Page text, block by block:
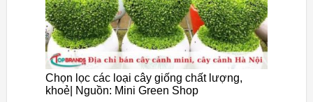
Chọn lọc các loại cây giống chất lượng,
khoẻ| Nguồn: Mini Green Shop